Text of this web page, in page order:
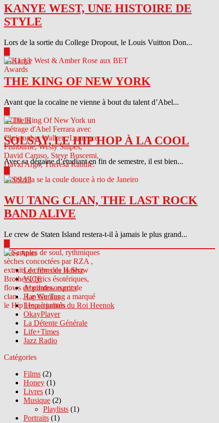
KANYE WEST, UNE HISTOIRE DE
STYLE
Lors de la sortie du College Dropout, le Louis Vuitton Don...
04.11.13
THE KING OF NEW YORK
Avant que la cocaïne ne vienne à bout du talent d’Abel...
04.10.13
SOLSAY, LE HIP HOP À LA COOL
Avec sa dégaine d’étudiant en fin de semestre, il est bien...
04.09.13
WU TANG CLAN, THE LAST ROCK
BAND ALIVE
Le crew de Staten Island restera-t-il à jamais le plus grand...
Sites Amis
Le crew des Haterz
VICE
Abcdrduson.com
Rap Genius
Les actualités du Roi Heenok
OkayPlayer
La Détente Générale
Life+Times
Jazz Radio
Catégories
Films (2)
Honey (1)
Livres (1)
Musique (2)
Playlists (1)
Portraits (1)